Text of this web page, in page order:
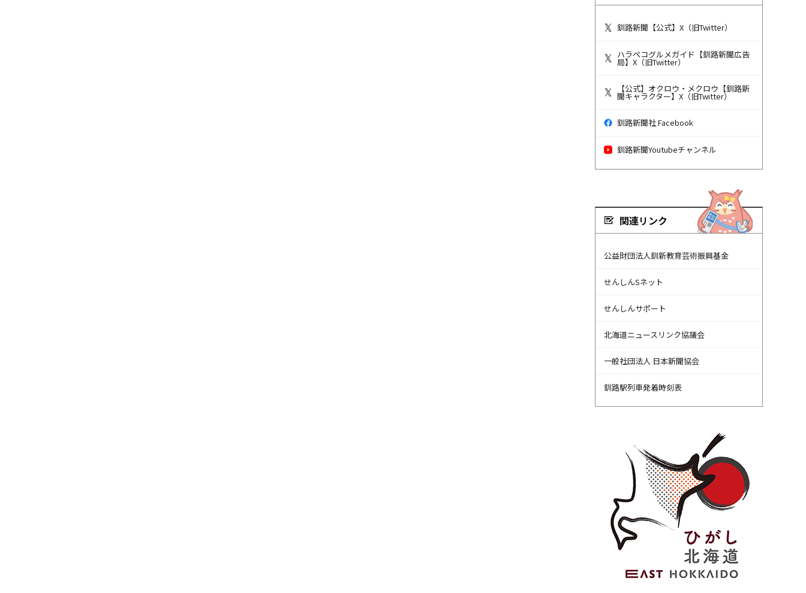
釧路新聞【公式】X（旧Twitter）
ハラペコグルメガイド【釧路新聞広告
局】X（旧Twitter）
【公式】オクロウ・メクロウ【釧路新
聞キャラクター】X（旧Twitter）
釧路新聞社 Facebook
釧路新聞Youtubeチャンネル
関連リンク
公益財団法人釧新教育芸術振興基金
せんしんSネット
せんしんサポート
北海道ニュースリンク協議会
一般社団法人 日本新聞協会
釧路駅列車発着時刻表